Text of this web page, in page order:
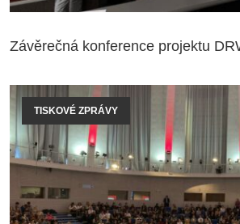
Závěrečná konference projektu
TISKOVÉ ZPRÁVY